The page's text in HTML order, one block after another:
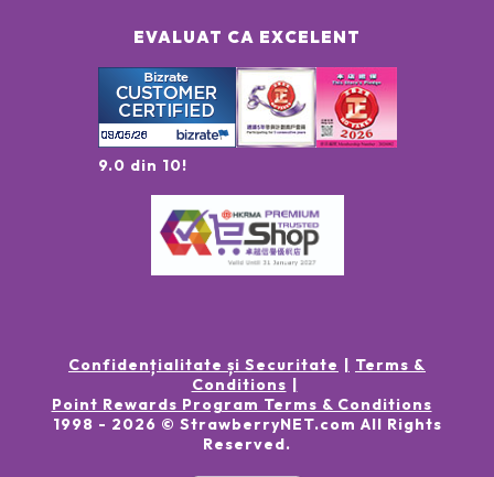
EVALUAT CA EXCELENT
9.0 din 10!
Confidențialitate și Securitate
Terms &
Conditions
Point Rewards Program Terms & Conditions
1998 - 2026 © StrawberryNET.com All Rights
Reserved.